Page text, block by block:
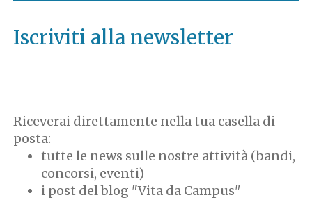
Iscriviti alla newsletter
Riceverai direttamente nella tua casella di
posta:
tutte le news sulle nostre attività (bandi,
concorsi, eventi)
i post del blog "Vita da Campus"